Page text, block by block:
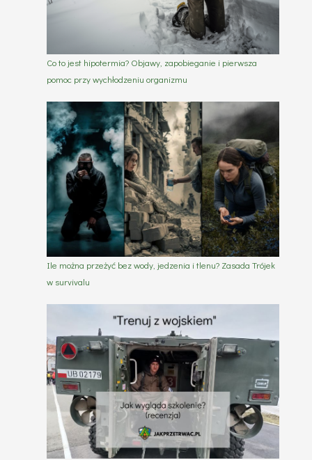
Co to jest hipotermia? Objawy, zapobieganie i pierwsza
pomoc przy wychłodzeniu organizmu
Ile można przeżyć bez wody, jedzenia i tlenu? Zasada Trójek
w survivalu